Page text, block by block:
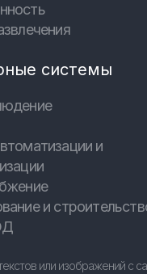
системы
и
и
или изображений с